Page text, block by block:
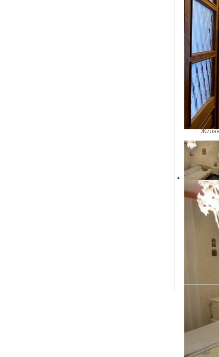
Во дворе
Рядом
а в 50
По
Возможна
По цене:
ХОЗЯИН!
Этаж /
Из них
Из них